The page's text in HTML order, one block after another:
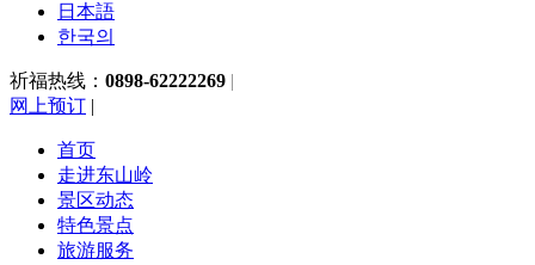
日本語
한국의
祈福热线： 0898-62222269 |
网上预订 |
首页
走进东山岭
景区动态
特色景点
旅游服务